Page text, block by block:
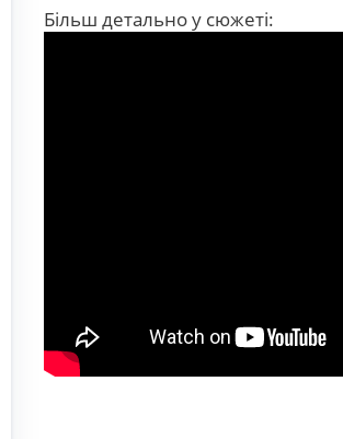
Більш детально у сюжеті: